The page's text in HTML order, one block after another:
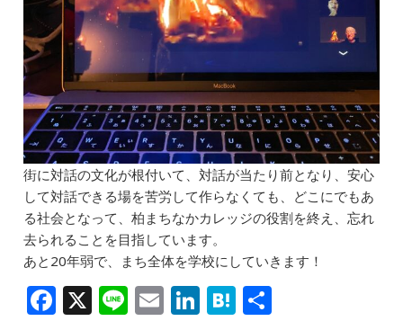
街に対話の文化が根付いて、対話が当たり前となり、安心
して対話できる場を苦労して作らなくても、どこにでもあ
る社会となって、柏まちなかカレッジの役割を終え、忘れ
去られることを目指しています。
あと20年弱で、まち全体を学校にしていきます！
F X Li E Li H